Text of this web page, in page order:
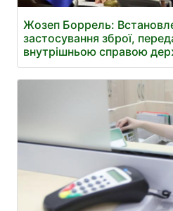
Жозеп Боррель:
застосування зброї,
внутрішньою справою